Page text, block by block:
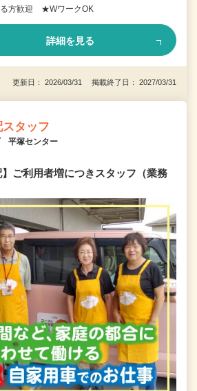
る方歓迎 ★WワークOK
詳細を見る
更新日： 2026/03/31 掲載終了日： 2027/03/31
タッフ
平塚センター
】ご利用者増につきスタッフ（業務